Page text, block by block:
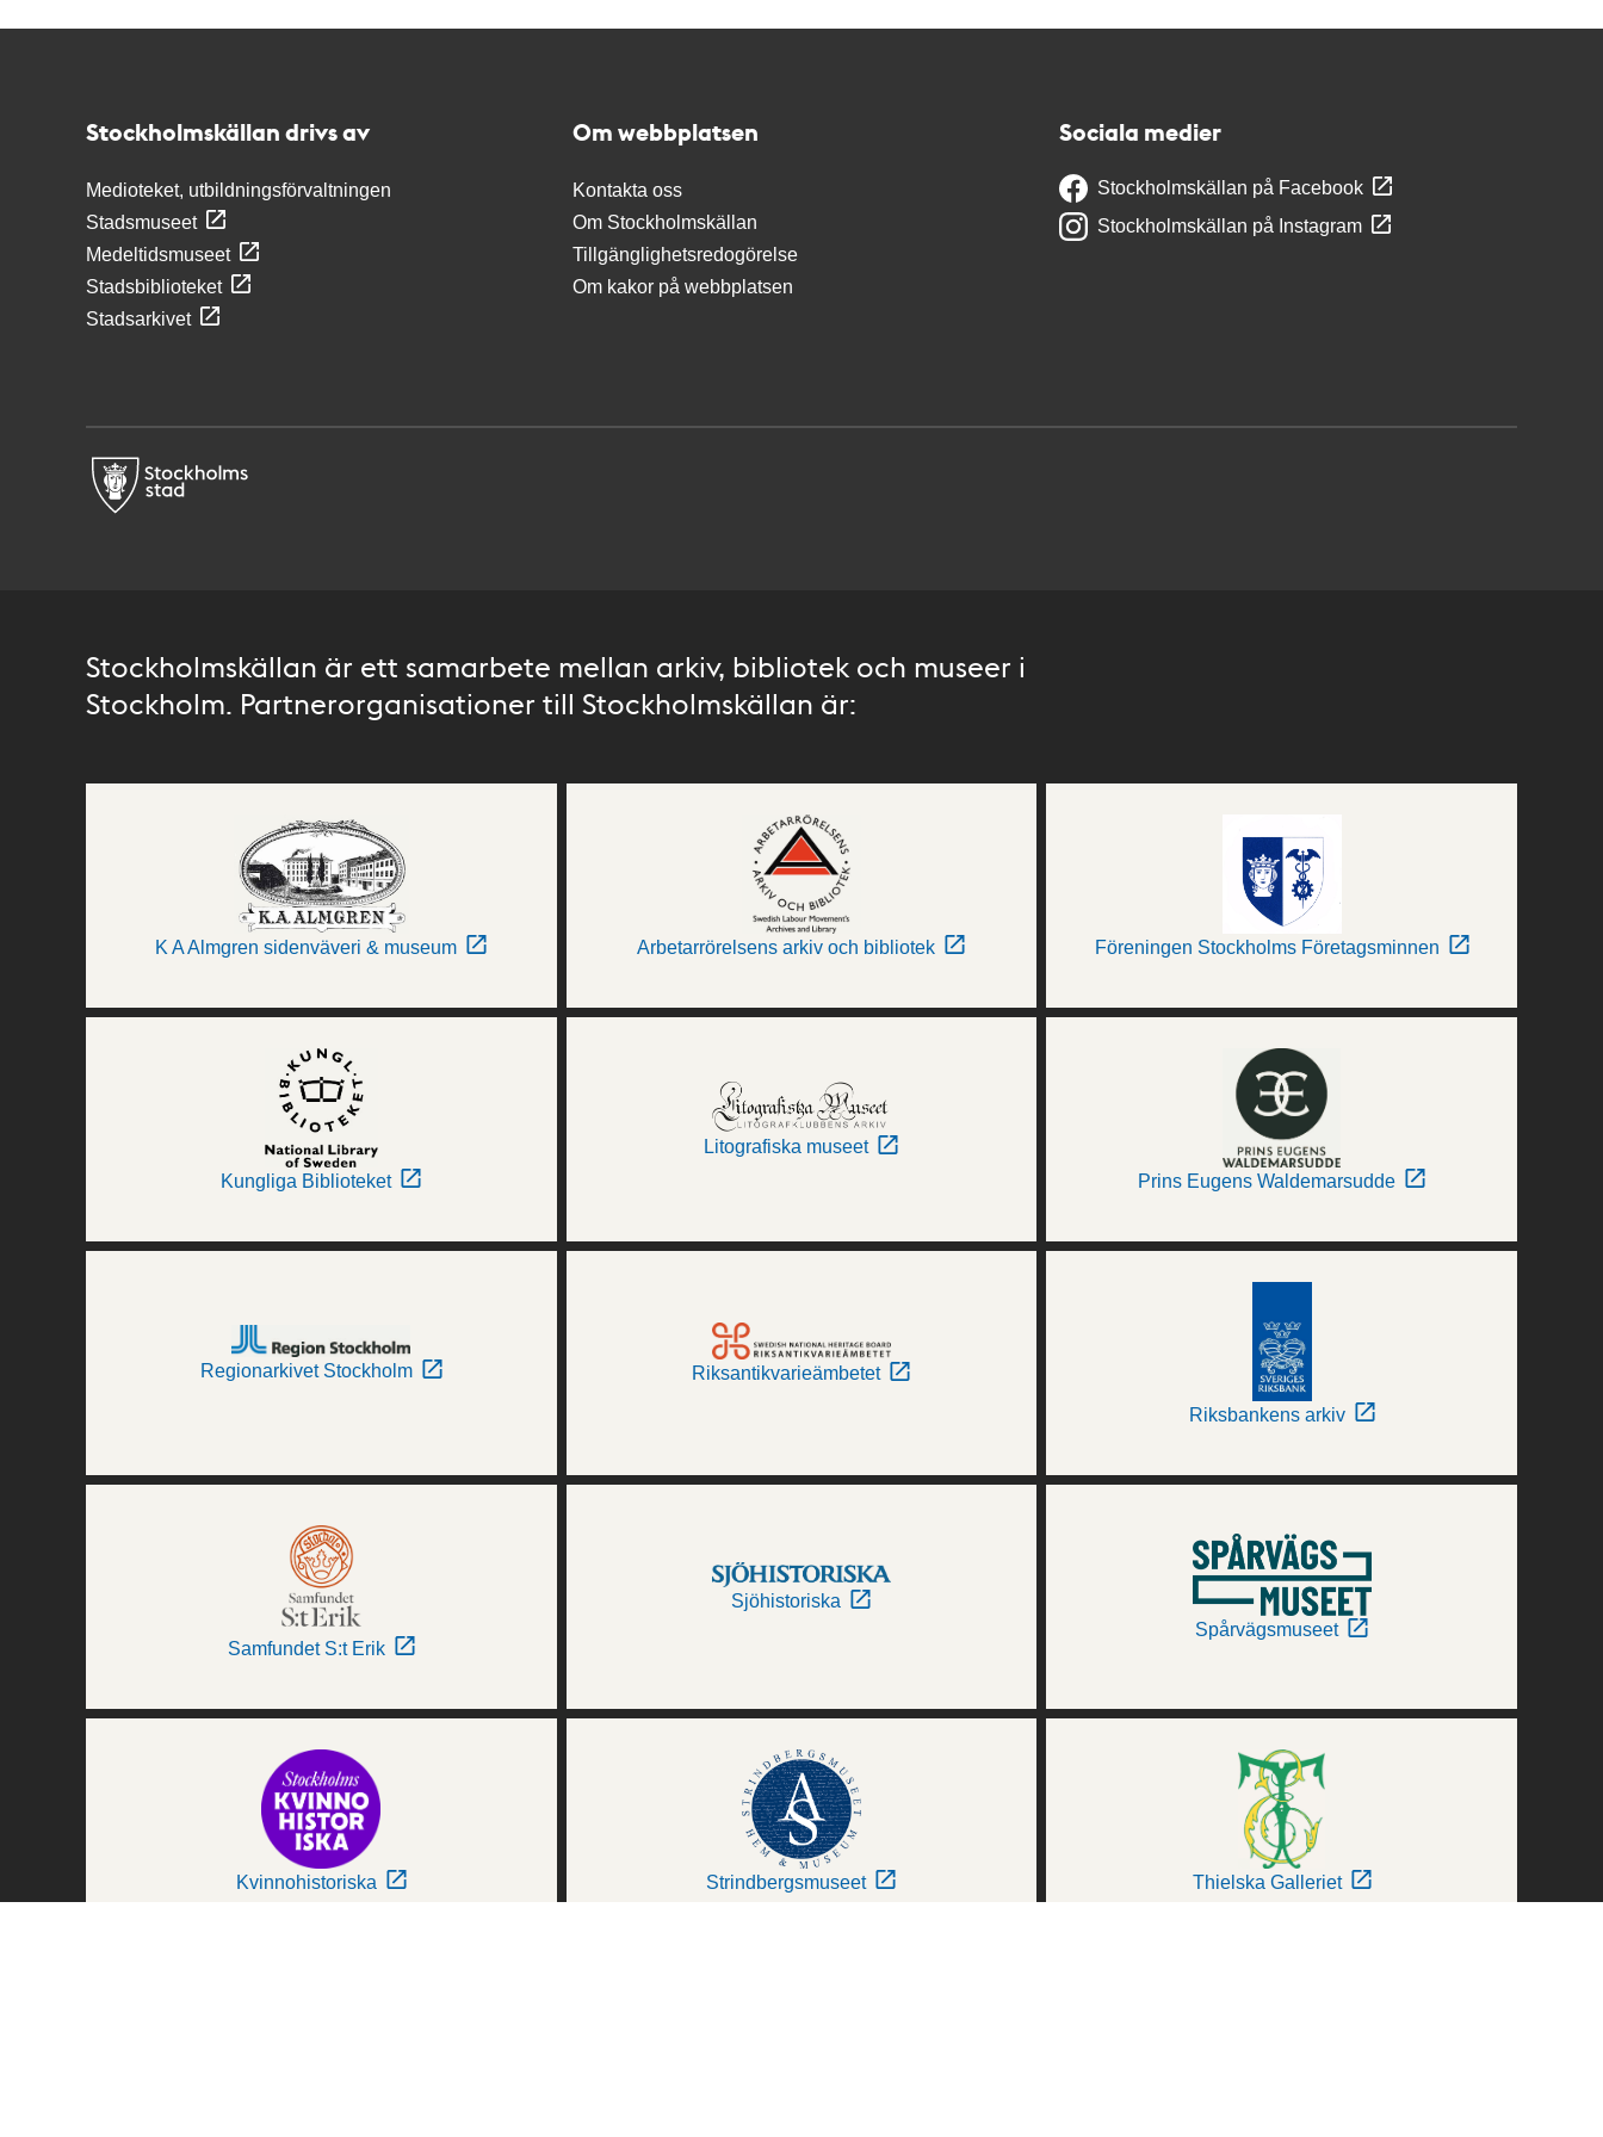
Stockholmskällan drivs av
Medioteket, utbildningsförvaltningen
Stadsmuseet
Medeltidsmuseet
Stadsbiblioteket
Stadsarkivet
Om webbplatsen
Kontakta oss
Om Stockholmskällan
Tillgänglighetsredogörelse
Om kakor på webbplatsen
Sociala medier
Stockholmskällan på Facebook
Stockholmskällan på Instagram
Stockholmskällan är ett samarbete mellan arkiv, bibliotek och museer i
Stockholm. Partnerorganisationer till Stockholmskällan är:
K A Almgren sidenväveri & museum Arbetarrörelsens arkiv och bibliotek Föreningen Stockholms Företagsminnen
Kungliga Biblioteket
Litografiska museet
Prins Eugens Waldemarsudde
Regionarkivet Stockholm Riksantikvarieämbetet
Riksbankens arkiv
Samfundet S:t Erik
Sjöhistoriska
Spårvägsmuseet
Kvinnohistoriska Strindbergsmuseet Thielska Galleriet